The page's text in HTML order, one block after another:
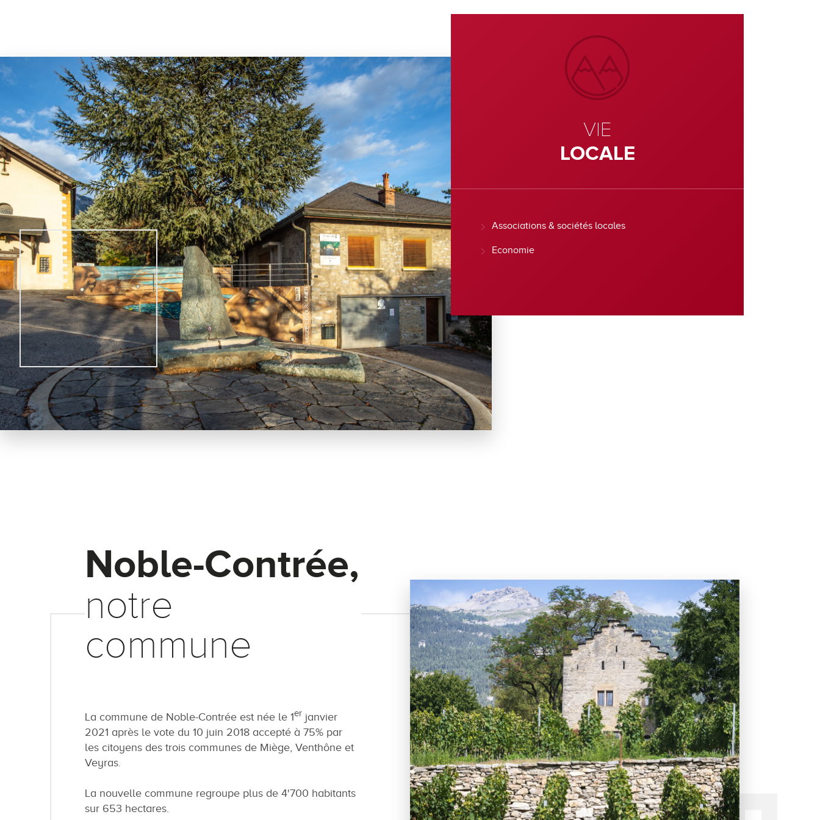
VIE
LOCALE
Associations & sociétés locales
Economie
Noble-Contrée,
notre
commune
La commune de Noble-Contrée est née le 1er janvier
2021 après le vote du 10 juin 2018 accepté à 75% par
les citoyens des trois communes de Miège, Venthône et
Veyras.
La nouvelle commune regroupe plus de 4'700 habitants
sur 653 hectares.